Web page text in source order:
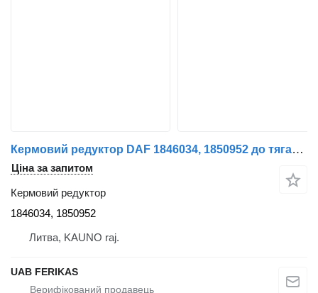
Кермовий редуктор DAF 1846034, 1850952 до тягача DAF XF106
Ціна за запитом
Кермовий редуктор
1846034, 1850952
Литва, KAUNO raj.
UAB FERIKAS